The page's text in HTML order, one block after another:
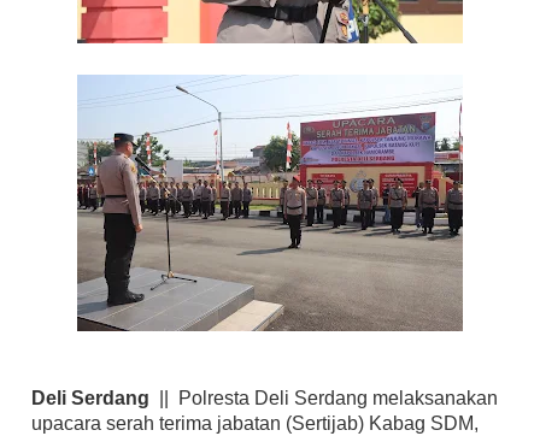
Deli Serdang || Polresta Deli Serdang melaksanakan
upacara serah terima jabatan (Sertijab) Kabag SDM,